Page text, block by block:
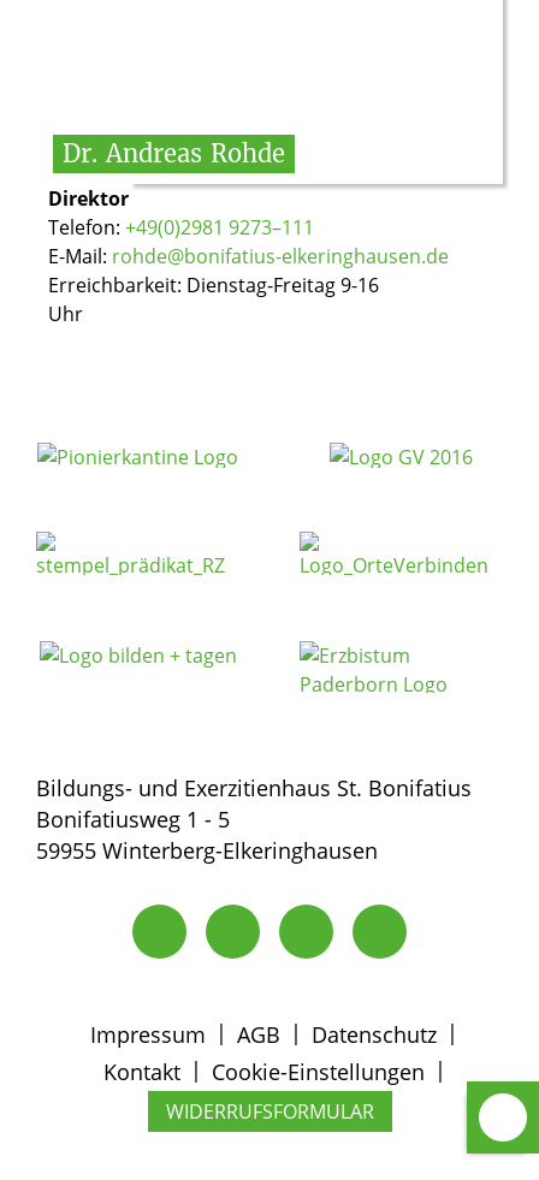
Dr. Andreas Rohde
Direktor
Telefon: +49(0)2981 9273–111
E-Mail: rohde@bonifatius-elkeringhausen.de
Erreichbarkeit: Dienstag-Freitag 9-16
Uhr
Bildungs- und Exerzitienhaus St. Bonifatius
Bonifatiusweg 1 - 5
59955 Winterberg-Elkeringhausen
Impressum | AGB | Datenschutz |
Kontakt | Cookie-Einstellungen |
WIDERRUFSFORMULAR